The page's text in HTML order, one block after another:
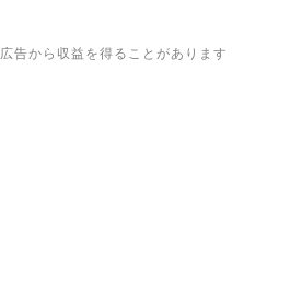
告から収益を得ることがあります